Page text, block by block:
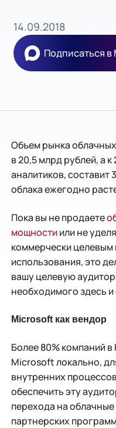
14.09.2018
Подписаться в
Объем рынка
в 20,5 млрд рублей, а
аналитиков, составит
облака ежегодно
Пока вы не продаете
мощностиили не
коммерчески
использования, это
вашу целевую
необходимого здесь и
Microsoft как вендор
Более 80% компаний
Microsoft локально,
внутренних
обеспечить эту
перехода на
партнерских